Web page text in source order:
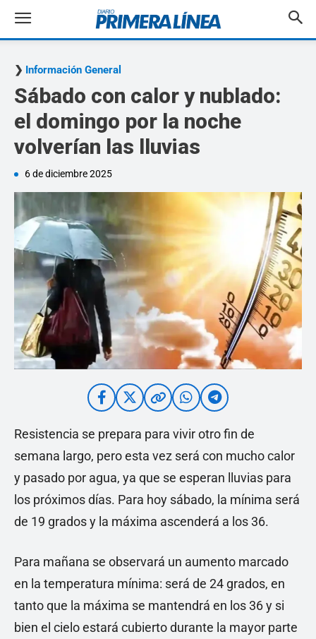
Información General
Sábado con calor y nublado:
el domingo por la noche
volverían las lluvias
6 de diciembre 2025
Resistencia se prepara para vivir otro fin de
semana largo, pero esta vez será con mucho calor
y pasado por agua, ya que se esperan lluvias para
los próximos días. Para hoy sábado, la mínima será
de 19 grados y la máxima ascenderá a los 36.
Para mañana se observará un aumento marcado
en la temperatura mínima: será de 24 grados, en
tanto que la máxima se mantendrá en los 36 y si
bien el cielo estará cubierto durante la mayor parte